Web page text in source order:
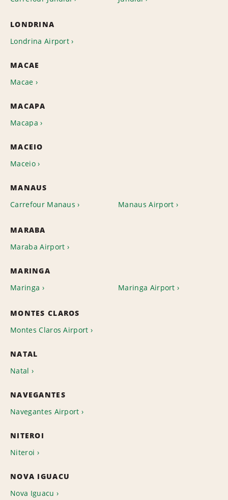
LONDRINA
Londrina Airport
MACAE
Macae
MACAPA
Macapa
MACEIO
Maceio
MANAUS
Carrefour Manaus
Manaus Airport
MARABA
Maraba Airport
MARINGA
Maringa
Maringa Airport
MONTES CLAROS
Montes Claros Airport
NATAL
Natal
NAVEGANTES
Navegantes Airport
NITEROI
Niteroi
NOVA IGUACU
Nova Iguacu